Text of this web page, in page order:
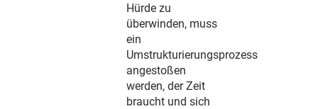
Hürde zu
überwinden, muss
ein
Umstrukturierungsprozess
angestoßen
werden, der Zeit
braucht und sich